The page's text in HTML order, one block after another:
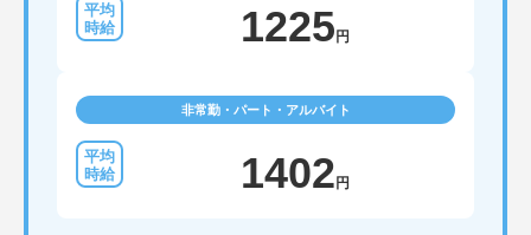
1225 円
非常勤・パート・アルバイト
1402 円